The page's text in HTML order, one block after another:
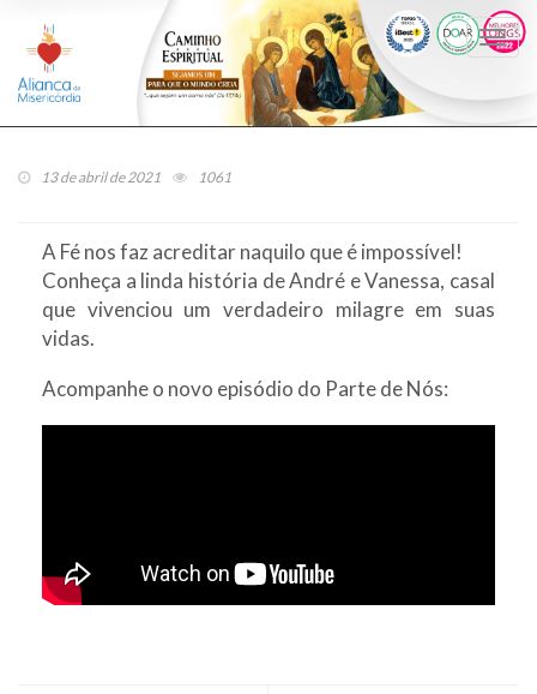
13 de abril de 2021 1061
A Fé nos faz acreditar naquilo que é impossível!
Conheça a linda história de André e Vanessa, casal
que vivenciou um verdadeiro milagre em suas
vidas.
Acompanhe o novo episódio do Parte de Nós: